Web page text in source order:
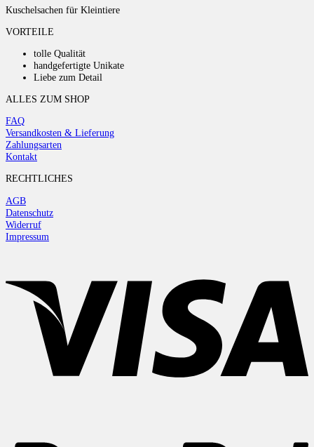
Kuschelsachen für Kleintiere
VORTEILE
tolle Qualität
handgefertigte Unikate
Liebe zum Detail
ALLES ZUM SHOP
FAQ
Versandkosten & Lieferung
Zahlungsarten
Kontakt
RECHTLICHES
AGB
Datenschutz
Widerruf
Impressum